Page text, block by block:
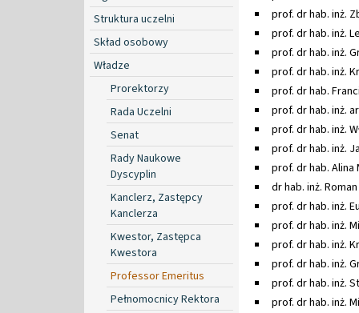
Struktura uczelni
Skład osobowy
Władze
Prorektorzy
Rada Uczelni
Senat
Rady Naukowe
Dyscyplin
Kanclerz, Zastępcy
Kanclerza
Kwestor, Zastępca
Kwestora
Professor Emeritus
Pełnomocnicy Rektora
prof. dr hab. inż.
prof. dr hab. inż.
prof. dr hab. inż.
prof. dr hab. inż.
prof. dr hab.
prof. dr hab. inż.
prof. dr hab. inż.
prof. dr hab. inż.
prof. dr hab. Alina
dr hab. inż.
prof. dr hab. inż.
prof. dr hab. inż.
prof. dr hab. inż.
prof. dr hab. inż.
prof. dr hab. inż.
prof. dr hab. inż.